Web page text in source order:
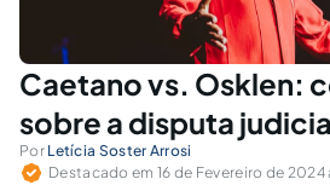
Caetano vs. Osklen:
sobre a disputa
Por Letícia Soster Arrosi
Destacado em 16 de Fevereiro de 2024